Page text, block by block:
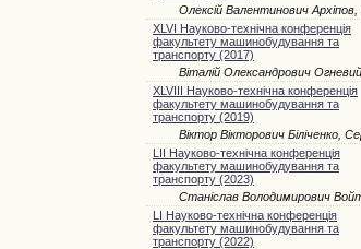
Олексій Валентинович
XLVI Науково-технічна конференція
факультету машинобудування та
транспорту (2017)
Віталій Олександрович Огневий
XLVIII Науково-технічна конференція
факультету машинобудування та
транспорту (2019)
Віктор Вікторович Біліченко,
LII Науково-технічна конференція
факультету машинобудування та
транспорту (2023)
Станіслав Володимирович
LI Науково-технічна конференція
факультету машинобудування та
транспорту (2022)